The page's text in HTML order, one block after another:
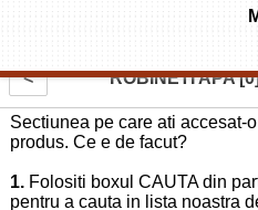
< ROBINETI APA
Sectiunea pe care ati accesat-
produs. Ce e de facut?
1. Folositi boxul CAUTA din
pentru a cauta in lista noastra